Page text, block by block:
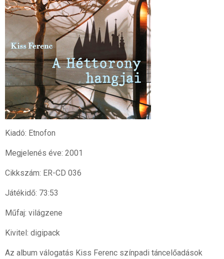
Kiadó: Etnofon
Megjelenés éve: 2001
Cikkszám: ER-CD 036
Játékidő: 73:53
Műfaj: világzene
Kivitel: digipack
Az album válogatás Kiss Ferenc színpadi táncelőadások